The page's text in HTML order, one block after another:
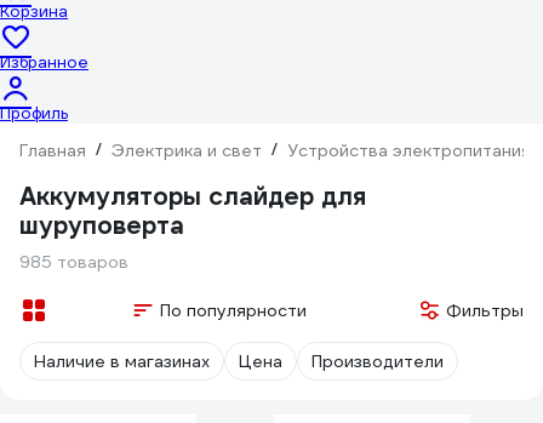
Корзина
Избранное
Профиль
Главная / Электрика и свет / Устройства электропитания
Аккумуляторы слайдер для
шуруповерта
985 товаров
По популярности Фильтры
Наличие в магазинах Цена Производители